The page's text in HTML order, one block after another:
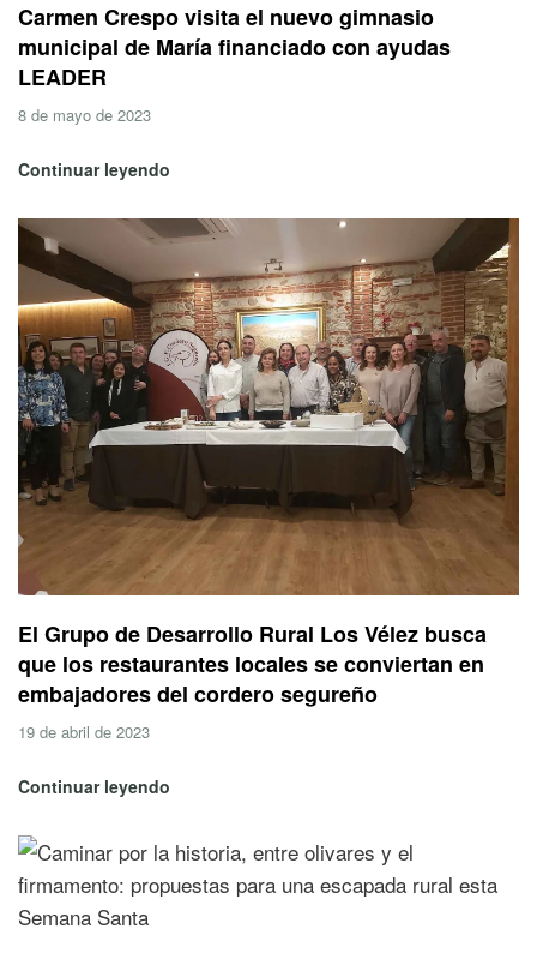
Carmen Crespo visita el nuevo gimnasio
municipal de María financiado con ayudas
LEADER
8 de mayo de 2023
Continuar leyendo
El Grupo de Desarrollo Rural Los Vélez busca
que los restaurantes locales se conviertan en
embajadores del cordero segureño
19 de abril de 2023
Continuar leyendo